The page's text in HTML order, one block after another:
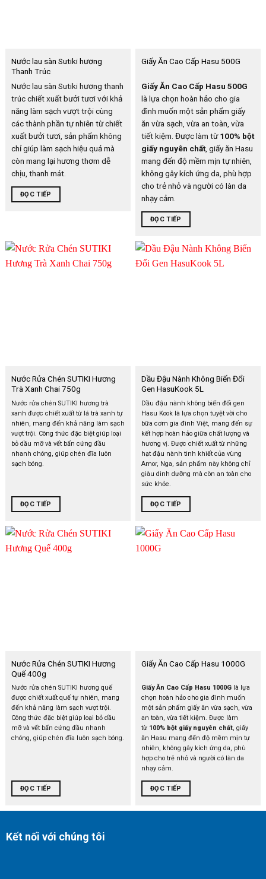
Nước lau sàn Sutiki hương
Thanh Trúc
Nước lau sàn Sutiki hương thanh
trúc chiết xuất bưởi tươi với khả
năng làm sạch vượt trội cùng
các thành phần tự nhiên từ chiết
xuất bưởi tươi, sản phẩm không
chỉ giúp làm sạch hiệu quả mà
còn mang lại hương thơm dễ
chịu, thanh mát.
ĐỌC TIẾP
Giấy Ăn Cao Cấp Hasu 500G
Giấy Ăn Cao Cấp Hasu 500G
là lựa chọn hoàn hảo cho gia
đình muốn một sản phẩm giấy
ăn vừa sạch, vừa an toàn, vừa
tiết kiệm. Được làm từ100% bột
giấy nguyên chất, giấy ăn Hasu
mang đến độ mềm mịn tự nhiên,
không gây kích ứng da, phù hợp
cho trẻ nhỏ và người có làn da
nhạy cảm.
ĐỌC TIẾP
Nước Rửa Chén SUTIKI Hương
Trà Xanh Chai 750g
Nước rửa chén SUTIKI hương trà
xanh được chiết xuất từ lá trà xanh tự
nhiên, mang đến khả năng làm sạch
vượt trội. Công thức đặc biệt giúp loại
bỏ dầu mỡ và vết bẩn cứng đầu
nhanh chóng, giúp chén đĩa luôn
sạch bóng.
ĐỌC TIẾP
Dầu Đậu Nành Không Biến Đổi
Gen HasuKook 5L
Dầu đậu nành không biến đổi gen
Hasu Kook là lựa chọn tuyệt vời cho
bữa cơm gia đình Việt, mang đến sự
kết hợp hoàn hảo giữa chất lượng và
hương vị. Được chiết xuất từ những
hạt đậu nành tinh khiết của vùng
Amor, Nga, sản phẩm này không chỉ
giàu dinh dưỡng mà còn an toàn cho
sức khỏe.
ĐỌC TIẾP
Nước Rửa Chén SUTIKI Hương
Quế 400g
Nước rửa chén SUTIKI hương quế
được chiết xuất quế tự nhiên, mang
đến khả năng làm sạch vượt trội.
Công thức đặc biệt giúp loại bỏ dầu
mỡ và vết bẩn cứng đầu nhanh
chóng, giúp chén đĩa luôn sạch bóng.
ĐỌC TIẾP
Giấy Ăn Cao Cấp Hasu 1000G
Giấy Ăn Cao Cấp Hasu 1000G là lựa
chọn hoàn hảo cho gia đình muốn
một sản phẩm giấy ăn vừa sạch, vừa
an toàn, vừa tiết kiệm. Được làm
từ 100% bột giấy nguyên chất, giấy
ăn Hasu mang đến độ mềm mịn tự
nhiên, không gây kích ứng da, phù
hợp cho trẻ nhỏ và người có làn da
nhạy cảm.
ĐỌC TIẾP
Kết nối với chúng tôi